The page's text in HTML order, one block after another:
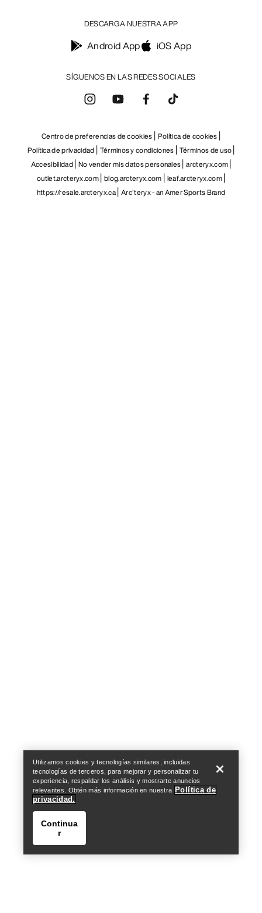
SÍGUENOS EN LAS REDES SOCIALES
DESCARGA NUESTRA APP
Android App iOS App
Centro de preferencias de cookies Política de cookies
Política de privacidad Términos y condiciones Términos de uso
Accesibilidad No vender mis datos personales arcteryx.com
outlet.arcteryx.com blog.arcteryx.com leaf.arcteryx.com
https://resale.arcteryx.ca Arc'teryx - an Amer Sports Brand
Utilizamos cookies y tecnologías similares, incluidas
tecnologías de terceros, para mejorar y personalizar tu
experiencia, respaldar los análisis y mostrarte anuncios
relevantes. Obtén más información en nuestra Política de
privacidad.
Continua
r